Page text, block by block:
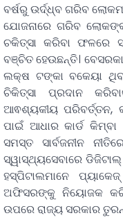
ବର୍ଷରୁ ଉର୍ଦ୍ଧ୍ବ ଗରିବ
ଯୋଜନାରେ ଗରିବ
ଚକିତ୍ସା କରିବା ଫଳରେ
ବଞ୍ଚିତ ହେଉଛନ୍ତି।
ଲକ୍ଷ ଟଙ୍କା ବକେୟା
ଚିକିତ୍ସା ପ୍ରଦାନ
ଆଵଶ୍ୟକୀୟ ପରିବର୍ତ୍ତନ,
ପାଇଁ ଆଧାର କାର୍ଡ
ସମସ୍ତ ସାର୍ବଜନୀନ
ସ୍ୱାସ୍ଥ୍ୟସେବାରେ
ହସ୍ପିଟାଲମାନେ
ଅଫିସରଙ୍କୁ ନିୟୋଜକ
ଉପରେ ରାଜ୍ୟ ସରକାର